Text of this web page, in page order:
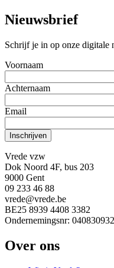
Nieuwsbrief
Schrijf je in op onze digitale
Voornaam
Achternaam
Email
Vrede vzw
Dok Noord 4F, bus 203
9000 Gent
09 233 46 88
vrede@vrede.be
BE25 8939 4408 3382
Ondernemingsnr:
Over ons